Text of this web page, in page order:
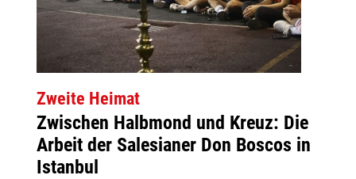
Zweite Heimat
Zwischen Halbmond und Kreuz: Die
Arbeit der Salesianer Don Boscos in
Istanbul